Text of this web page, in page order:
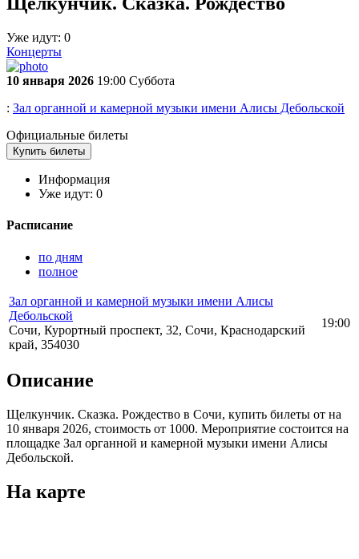
Уже идут: 0
Концерты
10 января 2026 19:00 Суббота
: Зал органной и камерной музыки имени Алисы Дебольской
Официальные билеты
Купить билеты
Информация
Уже идут: 0
Расписание
по дням
полное
Зал органной и камерной музыки имени Алисы
Дебольской
Сочи, Курортный проспект, 32, Сочи, Краснодарский
край, 354030
19:00
Описание
Щелкунчик. Сказка. Рождество в Сочи, купить билеты от на
10 января 2026, стоимость от 1000. Мероприятие состоится на
площадке Зал органной и камерной музыки имени Алисы
Дебольской.
На карте